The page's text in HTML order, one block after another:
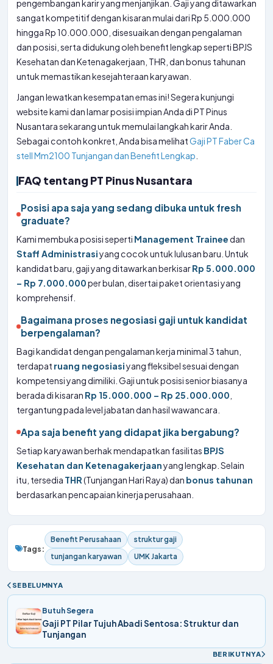
pengembangan karir yang menjanjikan. Gaji yang ditawarkan
sangat kompetitif dengan kisaran mulai dari Rp 5.000.000
hingga Rp 10.000.000, disesuaikan dengan pengalaman
dan posisi, serta didukung oleh benefit lengkap seperti BPJS
Kesehatan dan Ketenagakerjaan, THR, dan bonus tahunan
untuk memastikan kesejahteraan karyawan.
Jangan lewatkan kesempatan emas ini! Segera kunjungi
website kami dan lamar posisi impian Anda di PT Pinus
Nusantara sekarang untuk memulai langkah karir Anda.
Sebagai contoh konkret, Anda bisa melihatGaji PT Faber Ca
stell Mm2100 Tunjangan dan Benefit Lengkap
FAQ tentang PT Pinus Nusantara
Posisi apa saja yang sedang dibuka untuk fresh
graduate?
Kami membuka posisi seperti Management Traineedan
Staff Administrasiyang cocok untuk lulusan baru. Untuk
kandidat baru, gaji yang ditawarkan berkisarRp 5.000.000
– Rp 7.000.000per bulan, disertai paket orientasi yang
komprehensif.
Bagaimana proses negosiasi gaji untuk kandidat
berpengalaman?
Bagi kandidat dengan pengalaman kerja minimal 3 tahun,
terdapat ruang negosiasiyang fleksibel sesuai dengan
kompetensi yang dimiliki. Gaji untuk posisi senior biasanya
berada di kisaran Rp 15.000.000 – Rp 25.000.000
tergantung pada level jabatan dan hasil wawancara.
Apa saja benefit yang didapat jika bergabung?
Setiap karyawan berhak mendapatkan fasilitas BPJS
Kesehatan dan Ketenagakerjaanyang lengkap. Selain
itu, tersedia THR(Tunjangan Hari Raya) dan bonus tahunan
berdasarkan pencapaian kinerja perusahaan.
Tags:
Benefit Perusahaan
struktur gaji
tunjangan karyawan
UMK Jakarta
SEBELUMNYA
Butuh Segera
Gaji PT Pilar Tujuh Abadi Sentosa: Struktur dan
Tunjangan
BERIKUTNYA